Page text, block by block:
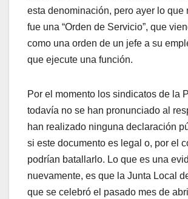
esta denominación, pero ayer lo que
fue una “Orden de Servicio”, que
como una orden de un jefe a su
que ejecute una función.
Por el momento los sindicatos de la
todavía no se han pronunciado al
han realizado ninguna declaración
si este documento es legal o, por el
podrían batallarlo. Lo que es una
nuevamente, es que la Junta Local
que se celebró el pasado mes de